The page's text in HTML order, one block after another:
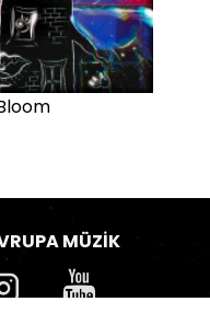
MÜZIK